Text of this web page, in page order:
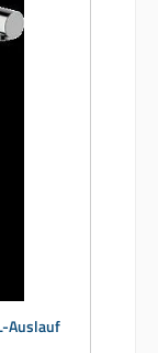
Auslauf